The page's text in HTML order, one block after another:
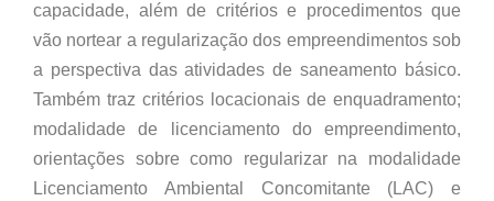
capacidade, além de critérios e procedimentos que
vão nortear a regularização dos empreendimentos sob
a perspectiva das atividades de saneamento básico.
Também traz critérios locacionais de enquadramento;
modalidade de licenciamento do empreendimento,
orientações sobre como regularizar na modalidade
Licenciamento Ambiental Concomitante (LAC) e